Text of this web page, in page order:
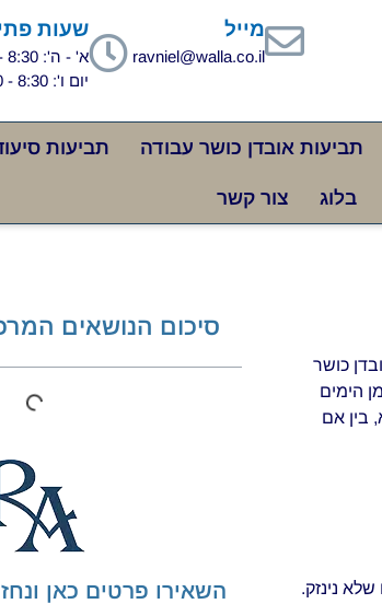
מייל
ravniel@walla.co.il
שעות
א' - ה': 8:30 - 19:30
יום ו': 8:30 - 13:00
תביעות אובדן כושר עבודה תביעות
בלוג צור קשר
כושר
הימים
בין אם
נינזק.
סיכום הנושאים
השאירו פרטים כאן